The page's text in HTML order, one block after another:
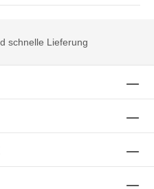
schnelle Lieferung